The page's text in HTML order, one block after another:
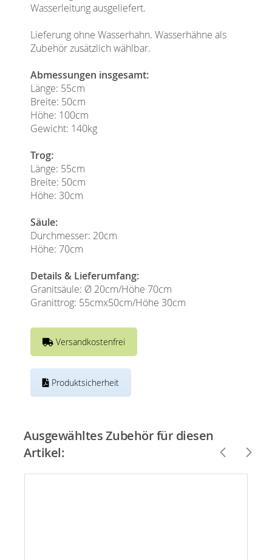
Wasserleitung ausgeliefert.
Lieferung ohne Wasserhahn. Wasserhähne als
Zubehör zusätzlich wählbar.
Abmessungen insgesamt:
Länge: 55cm
Breite: 50cm
Höhe: 100cm
Gewicht: 140kg
Trog:
Länge: 55cm
Breite: 50cm
Höhe: 30cm
Säule:
Durchmesser: 20cm
Höhe: 70cm
Details & Lieferumfang:
Granitsäule: Ø 20cm/Höhe 70cm
Granittrog: 55cmx50cm/Höhe 30cm
Versandkostenfrei
Produktsicherheit
Ausgewähltes Zubehör für diesen
Artikel: